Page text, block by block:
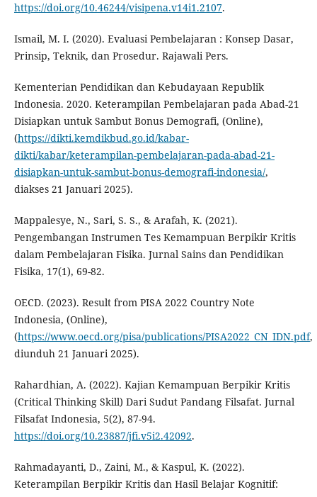
https://doi.org/10.46244/visipena.v14i1.2107.
Ismail, M. I. (2020). Evaluasi Pembelajaran : Konsep Dasar,
Prinsip, Teknik, dan Prosedur. Rajawali Pers.
Kementerian Pendidikan dan Kebudayaan Republik
Indonesia. 2020. Keterampilan Pembelajaran pada Abad-21
Disiapkan untuk Sambut Bonus Demografi, (Online),
(https://dikti.kemdikbud.go.id/kabar-
dikti/kabar/keterampilan-pembelajaran-pada-abad-21-
disiapkan-untuk-sambut-bonus-demografi-indonesia/,
diakses 21 Januari 2025).
Mappalesye, N., Sari, S. S., & Arafah, K. (2021).
Pengembangan Instrumen Tes Kemampuan Berpikir Kritis
dalam Pembelajaran Fisika. Jurnal Sains dan Pendidikan
Fisika, 17(1), 69-82.
OECD. (2023). Result from PISA 2022 Country Note
Indonesia, (Online),
(https://www.oecd.org/pisa/publications/PISA2022_CN_IDN.pdf,
diunduh 21 Januari 2025).
Rahardhian, A. (2022). Kajian Kemampuan Berpikir Kritis
(Critical Thinking Skill) Dari Sudut Pandang Filsafat. Jurnal
Filsafat Indonesia, 5(2), 87-94.
https://doi.org/10.23887/jfi.v5i2.42092.
Rahmadayanti, D., Zaini, M., & Kaspul, K. (2022).
Keterampilan Berpikir Kritis dan Hasil Belajar Kognitif: